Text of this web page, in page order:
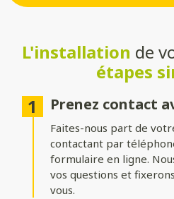
Choisissez le système
Battant: idéal pour les larges
classique à deux vantaux.
optimise le dégagement latéral.
Coulissant autoportant: sans
fonctionnement fluide et une
Formes du portail
L'installation de
étapes
Prenez contact
Faites-nous part de
contactant par
formulaire en ligne.
vos questions et
vous.